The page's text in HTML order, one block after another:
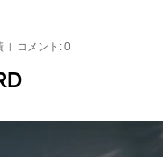
コメント: 0